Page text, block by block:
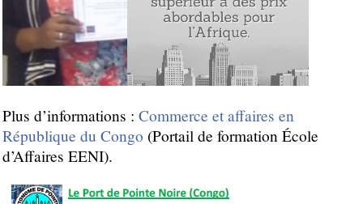
Plus d’informations : Commerce et affaires en
République du Congo (Portail de formation École
d’Affaires EENI).